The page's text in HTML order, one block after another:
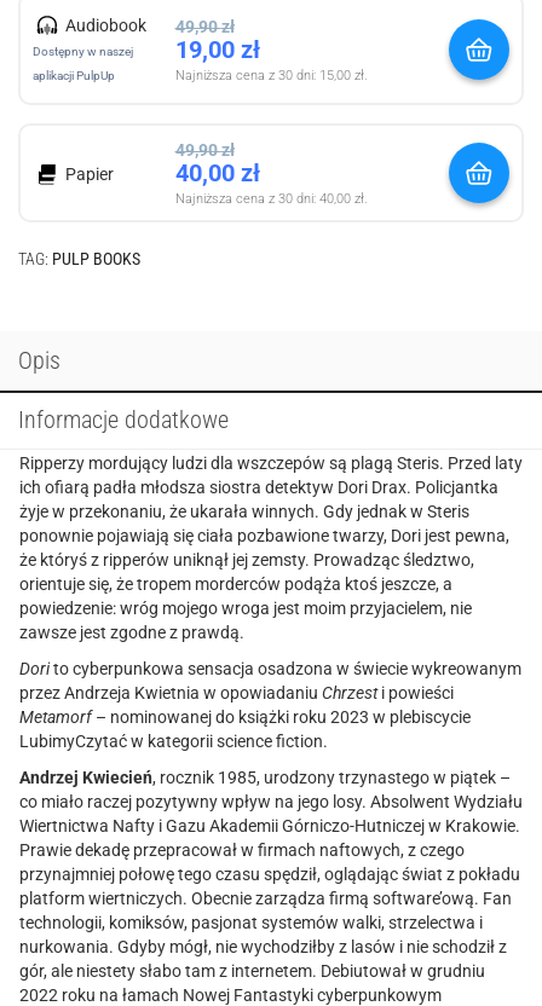
Audiobook
Dostępny w naszej
aplikacji PulpUp
49,90zł
19,00 zł
Najniższa cena z 30 dni: 15,00 zł.
Papier
49,90zł
40,00 zł
Najniższa cena z 30 dni: 40,00 zł.
TAG: PULP BOOKS
Opis
Informacje dodatkowe
Ripperzy mordujący ludzi dla wszczepów są plagą Steris. Przed laty
ich ofiarą padła młodsza siostra detektyw Dori Drax. Policjantka
żyje w przekonaniu, że ukarała winnych. Gdy jednak w Steris
ponownie pojawiają się ciała pozbawione twarzy, Dori jest pewna,
że któryś z ripperów uniknął jej zemsty. Prowadząc śledztwo,
orientuje się, że tropem morderców podąża ktoś jeszcze, a
powiedzenie: wróg mojego wroga jest moim przyjacielem, nie
zawsze jest zgodne z prawdą.
Dorito cyberpunkowa sensacja osadzona w świecie wykreowanym
przez Andrzeja Kwietnia w opowiadaniu Chrzesti powieści
Metamorf– nominowanej do książki roku 2023 w plebiscycie
LubimyCzytać w kategorii science fiction.
Andrzej Kwiecień, rocznik 1985, urodzony trzynastego w piątek –
co miało raczej pozytywny wpływ na jego losy. Absolwent Wydziału
Wiertnictwa Nafty i Gazu Akademii Górniczo-Hutniczej w Krakowie.
Prawie dekadę przepracował w firmach naftowych, z czego
przynajmniej połowę tego czasu spędził, oglądając świat z pokładu
platform wiertniczych. Obecnie zarządza firmą software’ową. Fan
technologii, komiksów, pasjonat systemów walki, strzelectwa i
nurkowania. Gdyby mógł, nie wychodziłby z lasów i nie schodził z
gór, ale niestety słabo tam z internetem. Debiutował w grudniu
2022 roku na łamach Nowej Fantastyki cyberpunkowym